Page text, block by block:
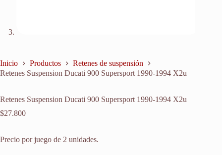
Inicio Productos
Retenes de suspensión
Retenes Suspension Ducati 900 Supersport 1990-1994 X2u
Retenes Suspension Ducati 900 Supersport 1990-1994 X2u
$27.800
Precio por juego de 2 unidades.